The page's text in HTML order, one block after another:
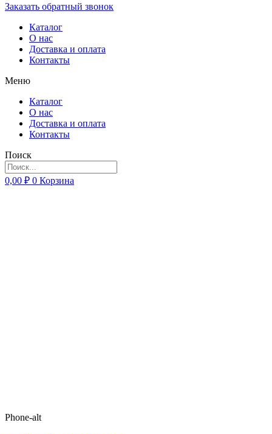
Заказать обратный звонок
Каталог
О нас
Доставка и оплата
Контакты
Меню
Каталог
О нас
Доставка и оплата
Контакты
Поиск
0,00 ₽ 0 Корзина
Phone-alt